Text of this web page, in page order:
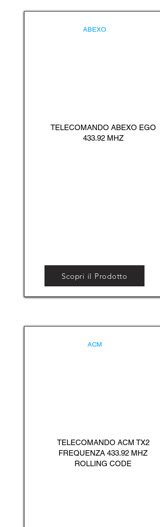
ABEXO
TELECOMANDO ABEXO EGO
433.92 MHZ
Scopri il Prodotto
ACM
TELECOMANDO ACM TX2
FREQUENZA 433.92 MHZ
ROLLING CODE